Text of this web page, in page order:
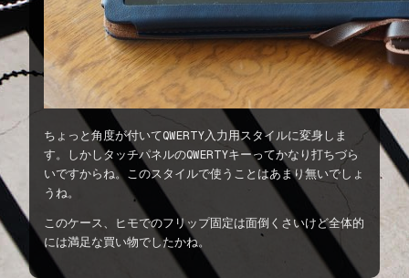
ちょっと角度が付いてQWERTY入力用スタイルに変身しま
す。しかしタッチパネルのQWERTYキーってかなり打ちづら
いですからね。このスタイルで使うことはあまり無いでしょ
うね。
このケース、ヒモでのフリップ固定は面倒くさいけど全体的
には満足な買い物でしたかね。